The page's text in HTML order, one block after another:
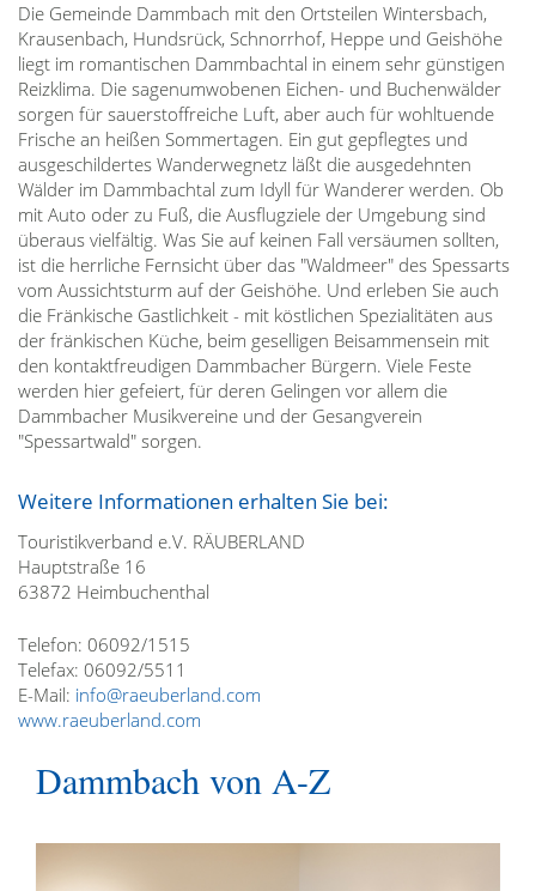
Die Gemeinde Dammbach mit den Ortsteilen Wintersbach,
Krausenbach, Hundsrück, Schnorrhof, Heppe und Geishöhe
liegt im romantischen Dammbachtal in einem sehr günstigen
Reizklima. Die sagenumwobenen Eichen- und Buchenwälder
sorgen für sauerstoffreiche Luft, aber auch für wohltuende
Frische an heißen Sommertagen. Ein gut gepflegtes und
ausgeschildertes Wanderwegnetz läßt die ausgedehnten
Wälder im Dammbachtal zum Idyll für Wanderer werden. Ob
mit Auto oder zu Fuß, die Ausflugziele der Umgebung sind
überaus vielfältig. Was Sie auf keinen Fall versäumen sollten,
ist die herrliche Fernsicht über das "Waldmeer" des Spessarts
vom Aussichtsturm auf der Geishöhe. Und erleben Sie auch
die Fränkische Gastlichkeit - mit köstlichen Spezialitäten aus
der fränkischen Küche, beim geselligen Beisammensein mit
den kontaktfreudigen Dammbacher Bürgern. Viele Feste
werden hier gefeiert, für deren Gelingen vor allem die
Dammbacher Musikvereine und der Gesangverein
"Spessartwald" sorgen.
Weitere Informationen erhalten Sie bei:
Touristikverband e.V. RÄUBERLAND
Hauptstraße 16
63872 Heimbuchenthal
Telefon: 06092/1515
Telefax: 06092/5511
E-Mail: info@raeuberland.com
www.raeuberland.com
Dammbach von A-Z